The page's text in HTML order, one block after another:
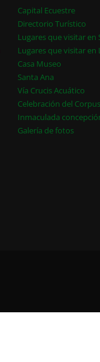
Capital Ecuestre
Directorio Turístico
Lugares que visitar
Lugares que visitar en
Casa Museo
Santa Ana
Vía Crucis Acuático
Celebración del
Inmaculada
Galería de fotos